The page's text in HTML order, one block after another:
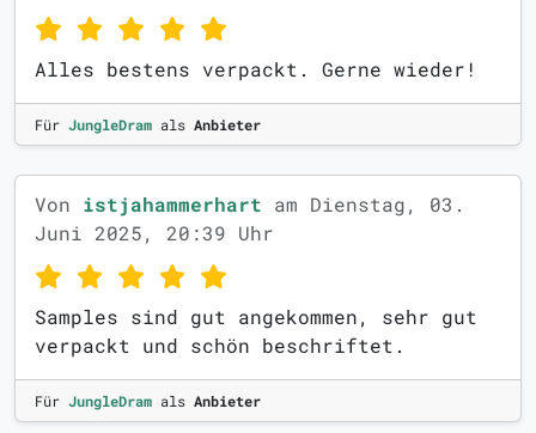
Alles bestens verpackt. Gerne wieder!
Für JungleDram als Anbieter
Von istjahammerhart am Dienstag, 03.
Juni 2025, 20:39 Uhr
Samples sind gut angekommen, sehr gut
verpackt und schön beschriftet.
Für JungleDram als Anbieter